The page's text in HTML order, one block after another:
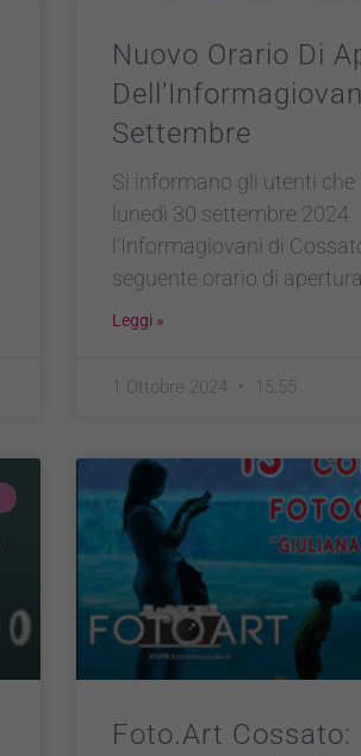
Nuovo Orario Di
Settembre
Si informano gli utenti che
lunedì 30 settembre 2024
l’Informagiovani di
seguente orario di apertura
Leggi »
1 Ottobre 2024 15:55
Foto.Art Cossato: